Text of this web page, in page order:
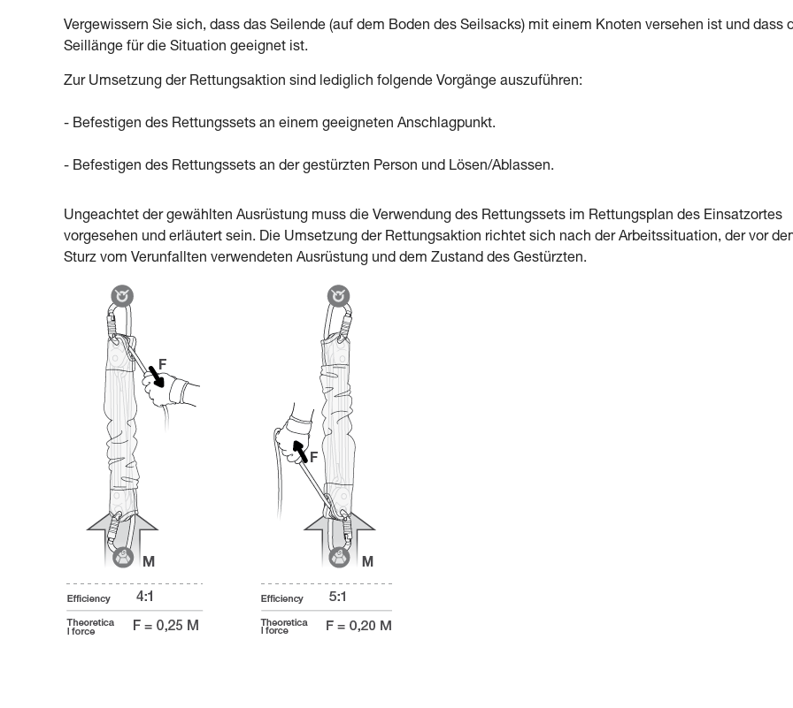
Vergewissern Sie sich, dass das Seilende (auf dem Boden des Seilsacks) mit einem Knoten versehen ist und dass
Seillänge für die Situation geeignet ist.
Zur Umsetzung der Rettungsaktion sind lediglich folgende Vorgänge auszuführen:
- Befestigen des Rettungssets an einem geeigneten Anschlagpunkt.
- Befestigen des Rettungssets an der gestürzten Person und Lösen/Ablassen.
Ungeachtet der gewählten Ausrüstung muss die Verwendung des Rettungssets im Rettungsplan des Einsatzortes
vorgesehen und erläutert sein. Die Umsetzung der Rettungsaktion richtet sich nach der Arbeitssituation, der vor
Sturz vom Verunfallten verwendeten Ausrüstung und dem Zustand des Gestürzten.